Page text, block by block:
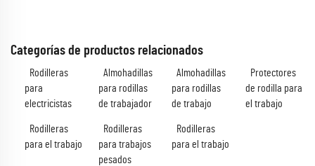
Categorías de productos relacionados
Rodilleras
para
electricistas
Almohadillas
para rodillas
de trabajador
Almohadillas
para rodillas
de trabajo
Protectores
de rodilla para
el trabajo
Rodilleras
para el trabajo
Rodilleras
para trabajos
pesados
Rodilleras
para el trabajo